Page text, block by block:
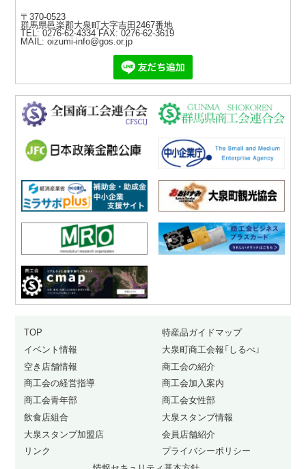
〒370-0523
群馬県邑楽郡大泉町大字吉田2467番地
TEL: 0276-62-4334 FAX: 0276-62-3619
MAIL: oizumi-info@gos.or.jp
TOP
特産品ガイドマップ
イベント情報
大泉町商工会報「しるべ」
空き店舗情報
商工会の紹介
商工会の経営指導
商工会加入案内
商工会青年部
商工会女性部
飲食店組合
大泉スタンプ情報
大泉スタンプ加盟店
会員店舗紹介
リンク
プライバシーポリシー